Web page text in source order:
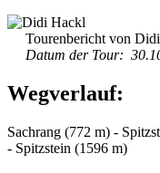
Tourenbericht von
Datum der Tour:
Wegverlauf:
Sachrang (772 m) -
- Spitzstein (1596 m)